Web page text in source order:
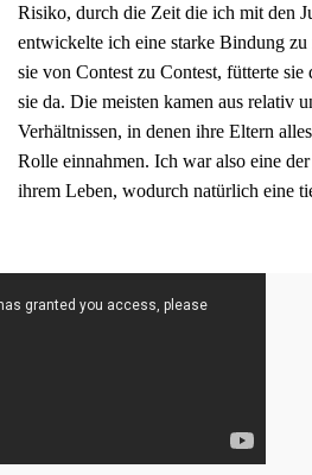
Risiko, durch die Zeit die ich mit den
entwickelte ich eine starke Bindung
sie von Contest zu Contest, fütterte
sie da. Die meisten kamen aus relativ
Verhältnissen, in denen ihre Eltern
Rolle einnahmen. Ich war also eine
ihrem Leben, wodurch natürlich eine